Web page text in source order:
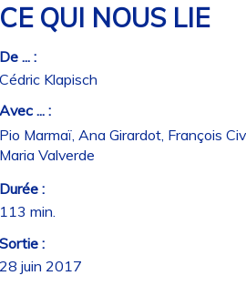
QUI NOUS LIE
... :
Klapisch
... :
Marmaï, Ana Girardot, François
Valverde
:
min.
:
juin 2017